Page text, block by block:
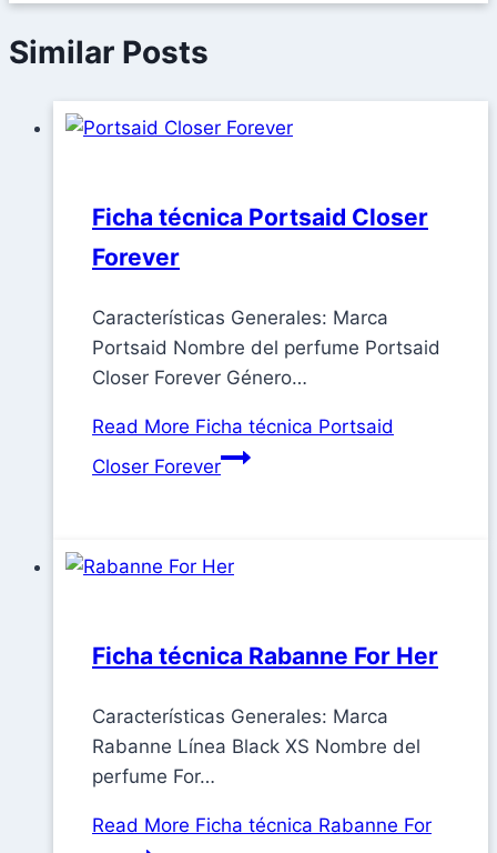
Similar Posts
Ficha técnica Portsaid Closer
Forever
Características Generales: Marca
Portsaid Nombre del perfume Portsaid
Closer Forever Género…
Read More Ficha técnica Portsaid
Closer Forever
Ficha técnica Rabanne For Her
Características Generales: Marca
Rabanne Línea Black XS Nombre del
perfume For…
Read More Ficha técnica Rabanne For